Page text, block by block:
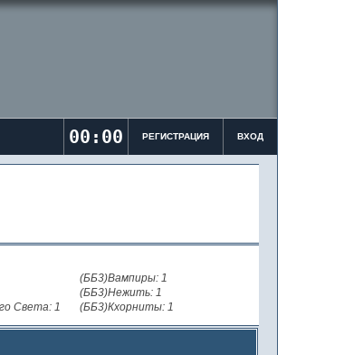
00:00 РЕГИСТРАЦИЯ ВХОД
Света: 1
(ББ3)Вампиры: 1
(ББ3)Нежить: 1
(ББ3)Кхорниты: 1